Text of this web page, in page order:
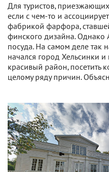
Для туристов,
если с чем-то и
фабрикой фарфора,
финского дизайна. Однако
посуда. На самом деле так
начался город Хельсинки и
красивый район, посетить
целому ряду причин.